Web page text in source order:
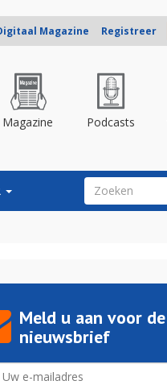
Magazine Registreer
Magazine Podcasts
ZOEKVELD
Meld u aan voor de
nieuwsbrief